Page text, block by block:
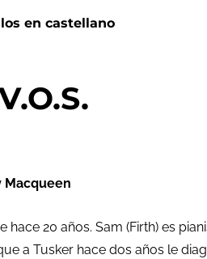
en castellano
Macqueen
hace 20 años. Sam (Firth) es
a Tusker hace dos años le